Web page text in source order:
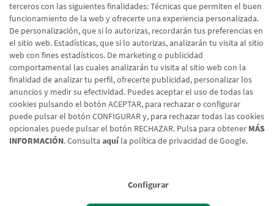
terceros con las siguientes finalidades: Técnicas que permiten el buen
funcionamiento de la web y ofrecerte una experiencia personalizada.
De personalización, que si lo autorizas, recordarán tus preferencias en
el sitio web. Estadísticas, que si lo autorizas, analizarán tu visita al sitio
web con fines estadísticos. De marketing o publicidad
comportamental las cuales analizarán tu visita al sitio web con la
finalidad de analizar tu perfil, ofrecerte publicidad, personalizar los
anuncios y medir su efectividad. Puedes aceptar el uso de todas las
cookies pulsando el botón ACEPTAR, para rechazar o configurar
puede pulsar el botón CONFIGURAR y, para rechazar todas las cookies
opcionales puede pulsar el botón RECHAZAR. Pulsa para obtener MÁS
INFORMACIÓN. Consulta aquíla política de privacidad de Google.
Configurar
Actualidad(514)
Internacional(490)
Empresa(138)
Recomendaciones
Internacional - Cloned(8)
Actualidad - Cloned (8)